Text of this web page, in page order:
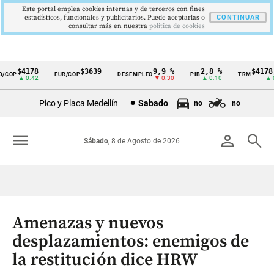
Cintillo
Colombia
$4178
▲ 0.42
EUR/COP$3639 DESEMPLEO 9,9 %
▼ 0.30
PIB2,8 %
▲ 0.10
TRM
▲
Pico y Placa Medellín Sabado no no
person search
Sábado, 8 de Agosto de 2026
menu
Amenazas y nuevos
desplazamientos: enemigos de
la restitución dice HRW
Este portal emplea cookies internas y de terceros con fines
estadísticos, funcionales y publicitarios. Puede aceptarlas o
consultar más en nuestra politica de cookies
CONTINUAR